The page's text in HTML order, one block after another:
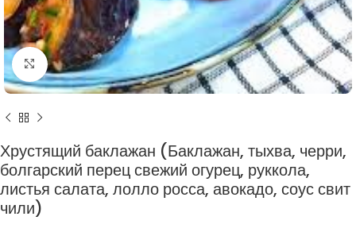
Нажмите, чтобы увеличить
Хрустящий баклажан (Баклажан, тыхва, черри,
болгарский перец свежий огурец, руккола,
листья салата, лолло росса, авокадо, соус свит
чили)